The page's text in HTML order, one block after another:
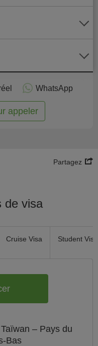
WhatsApp
appeler
Partagez
de visa
Cruise Visa Student Visa
– Pays du
Bas